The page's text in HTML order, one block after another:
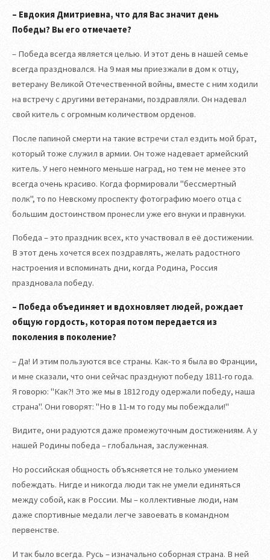
– Евдокия Дмитриевна, что для Вас значит день
Победы? Вы его отмечаете?
– Победа всегда является целью. И этот день в нашей семье
всегда праздновался. На 9 мая мы приезжали в дом к отцу,
ветерану Великой Отечественной войны, вместе с ним ходили
на встречу с другими ветеранами, поздравляли. Он надевал
свой китель с огромным количеством орденов.
После папиной смерти на такие встречи стал ездить мой брат,
который тоже служил в армии. Он тоже надевает армейский
китель. У него немного меньше наград, но тем не менее это
всегда очень красиво. Когда формировали "бессмертный
полк", то по Невскому проспекту фотографию моего отца с
большим достоинством пронесли уже его внуки и правнуки.
Победа – это праздник всех, кто участвовал в её достижении.
В этот день хочется всех поздравлять, желать радостного
настроения и вспоминать дни, когда Родина, Россия
праздновала победу.
– Победа объединяет и вдохновляет людей, рождает
общую гордость, которая потом передается из
поколения в поколение?
– Да! И этим пользуются все страны. Как-то я была во Франции,
и мне сказали, что они сейчас празднуют победу 1811-го года.
Я говорю: "Как?! Это же мы в 1812 году одержали победу, наша
страна". Они говорят: "Но в 11-м то году мы побеждали!"
Видите, они радуются даже промежуточным достижениям. А у
нашей Родины победа – глобальная, заслуженная.
Но российская общность объясняется не только умением
побеждать. Нигде и никогда люди так не умели единяться
между собой, как в России. Мы – коллективные люди, нам
даже спортивные медали легче завоевать в командном
первенстве.
И так было всегда. Русь – изначально соборная страна. В ней